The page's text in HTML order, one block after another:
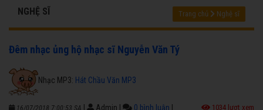
NGHỆ SĨ Trang chủ Nghệ sĩ
Đêm nhạc ủng hộ nhạc sĩ Nguyễn Văn Tý
Nhạc MP3: Hát Chầu Văn MP3
16/07/2018 7:00:53 SA Admin 0 bình luận 1034 lượt xem